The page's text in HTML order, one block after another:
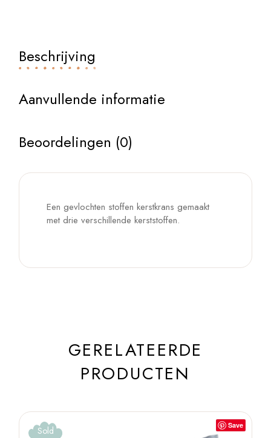
Beschrijving
Aanvullende informatie
Beoordelingen (0)
Een gevlochten stoffen kerstkrans gemaakt
met drie verschillende kerststoffen.
GERELATEERDE
PRODUCTEN
Save
Sold